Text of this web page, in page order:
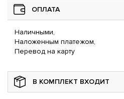
ОПЛАТА
Наличными,
Наложенным платежом,
Перевод на карту
В КОМПЛЕКТ ВХОДИТ